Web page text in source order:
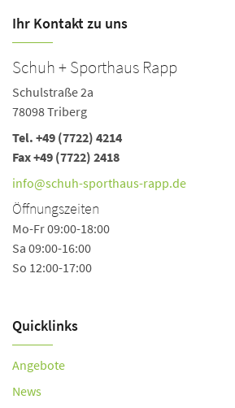
Ihr Kontakt zu uns
Schuh + Sporthaus Rapp
Schulstraße 2a
78098 Triberg
Tel. +49 (7722) 4214
Fax +49 (7722) 2418
info@schuh-sporthaus-rapp.de
Öffnungszeiten
Mo-Fr 09:00-18:00
Sa 09:00-16:00
So 12:00-17:00
Quicklinks
Angebote
News